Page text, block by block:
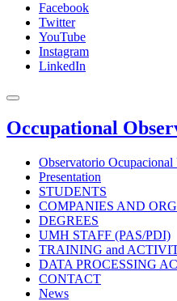
Facebook
Twitter
YouTube
Instagram
LinkedIn
Occupational
Observatorio
Presentation
STUDENTS
COMPANIES AND
DEGREES
UMH STAFF (PAS/PDI)
TRAINING and
DATA PROCESSING
CONTACT
News